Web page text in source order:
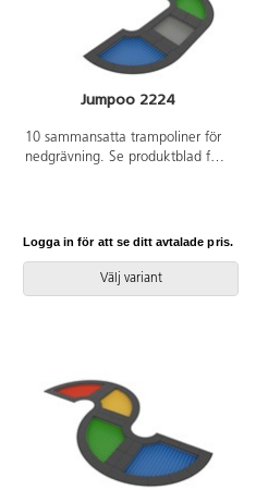
Jumpoo 2224
10 sammansatta trampoliner för
nedgrävning. Se produktblad för
användas. Den senaste versionen
Inkluderar markförankring K16.
Logga in för att se ditt avtalade pris.
Välj variant